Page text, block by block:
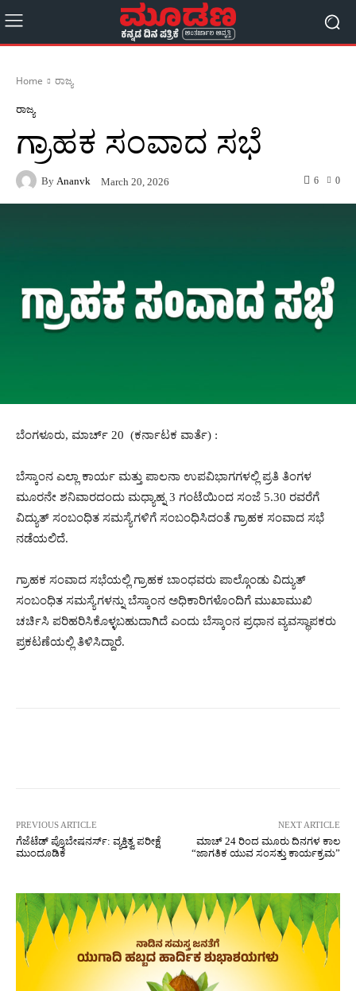
Home ರಾಜ್ಯ
ರಾಜ್ಯ
ಗ್ರಾಹಕ ಸಂವಾದ ಸಭೆ
By Ananvk March 20, 2026 0
6
ಬೆಂಗಳೂರು, ಮಾರ್ಚ್ 20 (ಕರ್ನಾಟಕ ವಾರ್ತೆ) :
ಬೆಸ್ಕಾಂನ ಎಲ್ಲಾ ಕಾರ್ಯ ಮತ್ತು ಪಾಲನಾ ಉಪವಿಭಾಗಗಳಲ್ಲಿ ಪ್ರತಿ ತಿಂಗಳ
ಮೂರನೇ ಶನಿವಾರದಂದು ಮಧ್ಯಾಹ್ನ 3 ಗಂಟೆಯಿಂದ ಸಂಜೆ 5.30 ರವರೆಗೆ
ವಿದ್ಯುತ್ ಸಂಬಂಧಿತ ಸಮಸ್ಯೆಗಳಿಗೆ ಸಂಬಂಧಿಸಿದಂತೆ ಗ್ರಾಹಕ ಸಂವಾದ ಸಭೆ
ನಡೆಯಲಿದೆ.
ಗ್ರಾಹಕ ಸಂವಾದ ಸಭೆಯಲ್ಲಿ ಗ್ರಾಹಕ ಬಾಂಧವರು ಪಾಲ್ಗೊಂಡು ವಿದ್ಯುತ್
ಸಂಬಂಧಿತ ಸಮಸ್ಯೆಗಳನ್ನು ಬೆಸ್ಕಾಂನ ಅಧಿಕಾರಿಗಳೊಂದಿಗೆ ಮುಖಾಮುಖಿ
ಚರ್ಚಿಸಿ ಪರಿಹರಿಸಿಕೊಳ್ಳಬಹುದಾಗಿದೆ ಎಂದು ಬೆಸ್ಕಾಂನ ಪ್ರಧಾನ ವ್ಯವಸ್ಥಾಪಕರು
ಪ್ರಕಟಣೆಯಲ್ಲಿ ತಿಳಿಸಿದ್ದಾರೆ.
PREVIOUS ARTICLE
ಗೆಜೆಟೆಡ್ ಪ್ರೊಬೇಷನರ್ಸ್: ವ್ಯಕ್ತಿತ್ವ ಪರೀಕ್ಷೆ
ಮುಂದೂಡಿಕೆ
NEXT ARTICLE
ಮಾಚ್ 24 ರಿಂದ ಮೂರು ದಿನಗಳ ಕಾಲ
“ಜಾಗತಿಕ ಯುವ ಸಂಸತ್ತು ಕಾರ್ಯಕ್ರಮ”